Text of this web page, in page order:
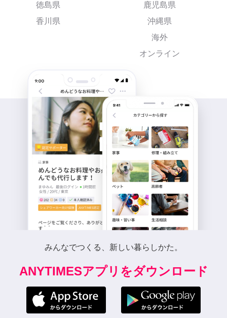
徳島県
香川県
鹿児島県
沖縄県
海外
オンライン
みんなでつくる、新しい暮らしかた。
ANYTIMESアプリをダウンロード